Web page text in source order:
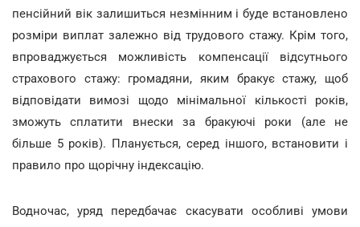
пенсійний вік залишиться незмінним і буде встановлено
розміри виплат залежно від трудового стажу. Крім того,
впроваджується можливість компенсації відсутнього
страхового стажу: громадяни, яким бракує стажу, щоб
відповідати вимозі щодо мінімальної кількості років,
зможуть сплатити внески за бракуючі роки (але не
більше 5 років). Планується, серед іншого, встановити і
правило про щорічну індексацію.
Водночас, уряд передбачає скасувати особливі умови